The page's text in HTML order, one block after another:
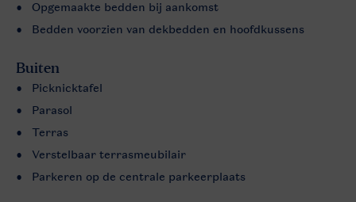
Opgemaakte bedden bij aankomst
Bedden voorzien van dekbedden en hoofdkussens
Buiten
Picknicktafel
Parasol
Terras
Verstelbaar terrasmeubilair
Parkeren op de centrale parkeerplaats